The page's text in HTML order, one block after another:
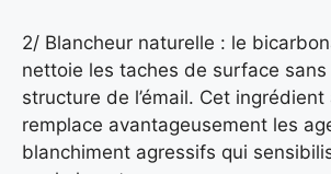
2/ Blancheur naturelle : le
nettoie les taches de surface
structure de l’émail. Cet ingrédient
remplace avantageusement les
blanchiment agressifs qui